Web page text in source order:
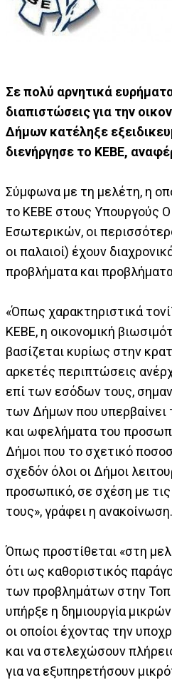
Σε πολύ αρνητικά
διαπιστώσεις για την
Δήμων κατέληξε
διενήργησε το ΚΕΒΕ,
Σύμφωνα με τη μελέτη, η
το ΚΕΒΕ στους Υπουργούς
Εσωτερικών, οι
οι παλαιοί) έχουν
προβλήματα και
«Όπως χαρακτηριστικά
ΚΕΒΕ, η οικονομική
βασίζεται κυρίως στην
αρκετές περιπτώσεις
επί των εσόδων τους,
των Δήμων που υπερβαίνει
και ωφελήματα του
Δήμοι που το σχετικό
σχεδόν όλοι οι Δήμοι
προσωπικό, σε σχέση με
τους», γράφει η ανακοίνωση.
Όπως προστίθεται «στη
ότι ως καθοριστικός
των προβλημάτων στην
υπήρξε η δημιουργία
οι οποίοι έχοντας την
και να στελεχώσουν
για να εξυπηρετήσουν